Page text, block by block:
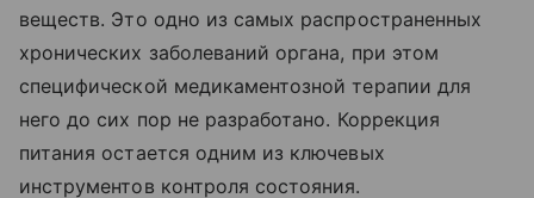
веществ. Это одно из самых распространенных
хронических заболеваний органа, при этом
специфической медикаментозной терапии для
него до сих пор не разработано. Коррекция
питания остается одним из ключевых
инструментов контроля состояния.